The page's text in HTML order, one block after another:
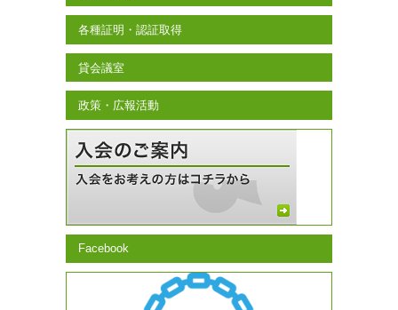
各種証明・認証取得
貸会議室
政策・広報活動
Facebook